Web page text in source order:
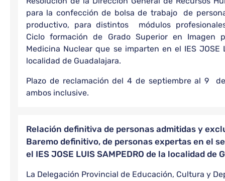
para la confección de bolsa de trabajo de
productivo, para distintos módulos
Ciclo formación de Grado Superior en Imagen
Medicina Nuclear que se imparten en el IES JOSE
localidad de Guadalajara.
Plazo de reclamación del 4 de septiembre al 9
ambos inclusive.
Relación definitiva de personas admitidas y
Baremo definitivo, de personas expertas en el
el IES JOSE LUIS SAMPEDRO de la localidad de
La Delegación Provincial de Educación, Cultura y